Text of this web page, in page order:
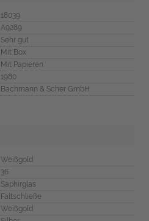
18039
A9289
Sehr gut
Mit Box
Mit Papieren
1980
Bachmann & Scher GmbH
Weißgold
36
Saphirglas
Faltschließe
Weißgold